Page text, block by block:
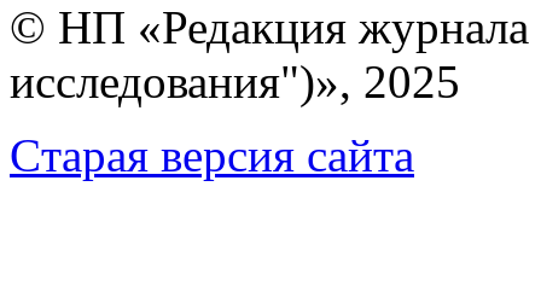
© НП «Редакция
исследования")», 2025
Cтарая версия сайта